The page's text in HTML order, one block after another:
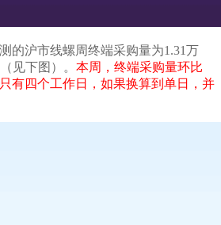
的沪市线螺周终端采购量为1.31万
（见下图）。 本周，终端采购量环比
有四个工作日，如果换算到单日，并